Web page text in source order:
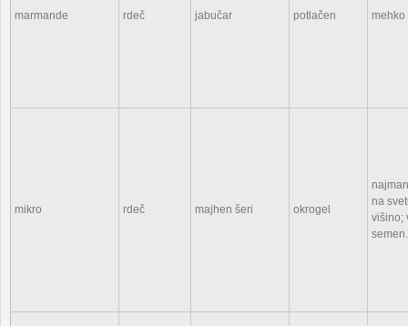
marmande rdeč jabučar potlačen mehko
mikro rdeč majhen šeri okrogel
na
višino;